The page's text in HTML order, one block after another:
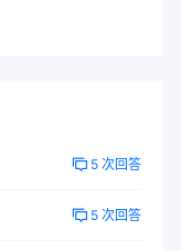
5 次回答
5 次回答